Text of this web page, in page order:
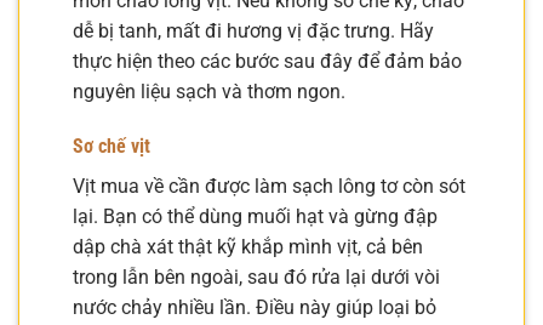
dễ bị tanh, mất đi hương vị đặc trưng. Hãy
thực hiện theo các bước sau đây để đảm bảo
nguyên liệu sạch và thơm ngon.
Sơ chế vịt
Vịt mua về cần được làm sạch lông tơ còn sót
lại. Bạn có thể dùng muối hạt và gừng đập
dập chà xát thật kỹ khắp mình vịt, cả bên
trong lẫn bên ngoài, sau đó rửa lại dưới vòi
nước chảy nhiều lần. Điều này giúp loại bỏ